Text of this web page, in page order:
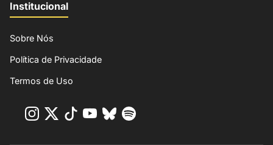
Institucional
Sobre Nós
Política de Privacidade
Termos de Uso